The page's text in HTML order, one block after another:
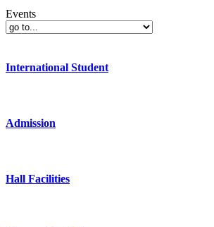
Events
International Student
Admission
Hall Facilities